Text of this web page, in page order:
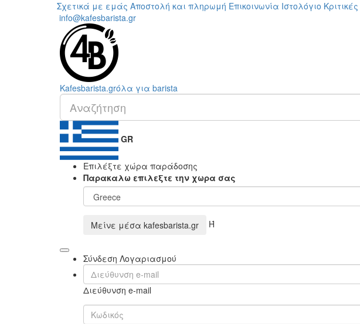
Σχετικά με εμάς Αποστολή και πληρωμή Επικοινωνία Ιστολόγιο Κριτικές
info@kafesbarista.gr
Kafesbarista.grόλα για barista
GR
Επιλέξτε χώρα παράδοσης
Παρακαλω επιλεξτε την χωρα σας
Μείνε μέσα kafesbarista.gr Ή
Σύνδεση Λογαριασμού
Διεύθυνση e-mail